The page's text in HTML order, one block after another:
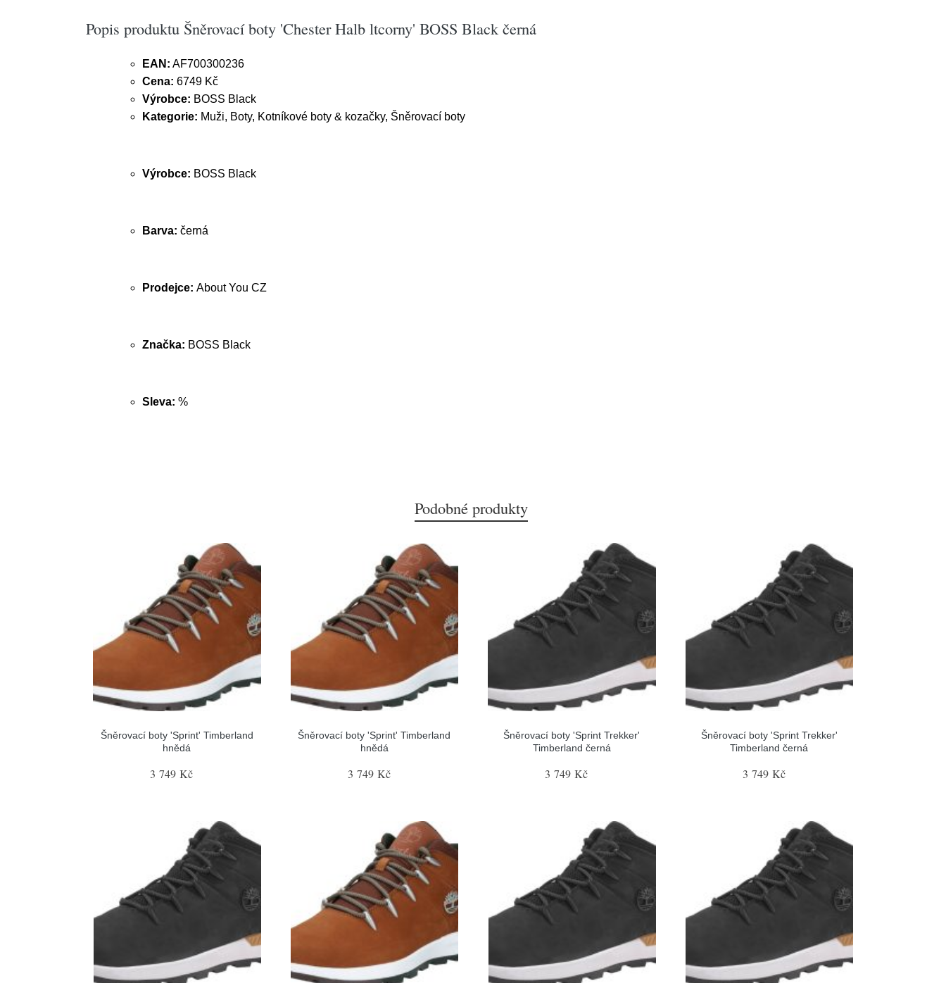
Popis produktu Šněrovací boty 'Chester Halb ltcorny' BOSS Black černá
EAN: AF700300236
Cena: 6749 Kč
Výrobce: BOSS Black
Kategorie: Muži, Boty, Kotníkové boty & kozačky, Šněrovací boty
Výrobce: BOSS Black
Barva: černá
Prodejce: About You CZ
Značka: BOSS Black
Sleva: %
Podobné produkty
Šněrovací boty 'Sprint' Timberland
hnědá
3 749 Kč
Šněrovací boty 'Sprint' Timberland
hnědá
3 749 Kč
Šněrovací boty 'Sprint Trekker'
Timberland černá
3 749 Kč
Šněrovací boty 'Sprint Trekker'
Timberland černá
3 749 Kč